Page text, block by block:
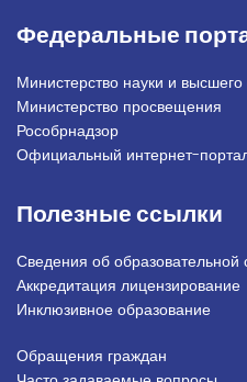
Федеральные
Министерство науки и
Министерство просвещения
Рособрнадзор
Официальный интернет-
Полезные ссылки
Сведения об образовательной
Аккредитация лицензирование
Инклюзивное образование
Подвал_право
Обращения граждан